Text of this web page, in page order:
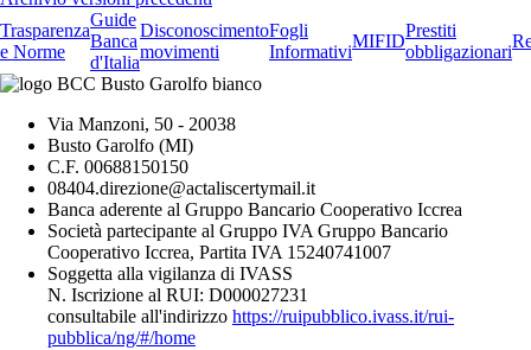
Trasparenza
e Norme
Guide
Banca
d'Italia
Disconoscimento
movimenti
Fogli
Informativi
MIFID
Prestiti
obbligazionari
Via Manzoni, 50 - 20038
Busto Garolfo (MI)
C.F. 00688150150
08404.direzione@actaliscertymail.it
Banca aderente al Gruppo Bancario Cooperativo Iccrea
Società partecipante al Gruppo IVA Gruppo Bancario
Cooperativo Iccrea, Partita IVA 15240741007
Soggetta alla vigilanza di IVASS
N. Iscrizione al RUI: D000027231
consultabile all'indirizzo https://ruipubblico.ivass.it/rui-
pubblica/ng/#/home